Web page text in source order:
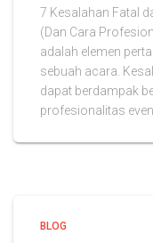
7 Kesalahan Fatal
(Dan Cara
adalah elemen
sebuah acara.
dapat berdampak
profesionalitas
BLOG